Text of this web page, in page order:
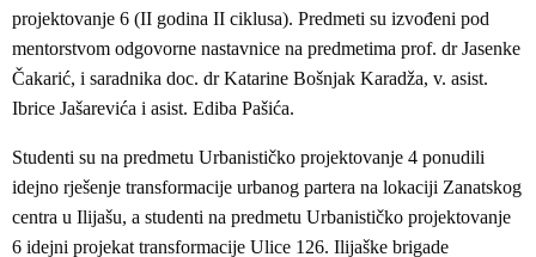
projektovanje 6 (II godina II ciklusa). Predmeti su izvođeni pod
mentorstvom odgovorne nastavnice na predmetima prof. dr Jasenke
Čakarić, i saradnika doc. dr Katarine Bošnjak Karadža, v. asist.
Ibrice Jašarevića i asist. Ediba Pašića.
Studenti su na predmetu Urbanističko projektovanje 4 ponudili
idejno rješenje transformacije urbanog partera na lokaciji Zanatskog
centra u Ilijašu, a studenti na predmetu Urbanističko projektovanje
6 idejni projekat transformacije Ulice 126. Ilijaške brigade